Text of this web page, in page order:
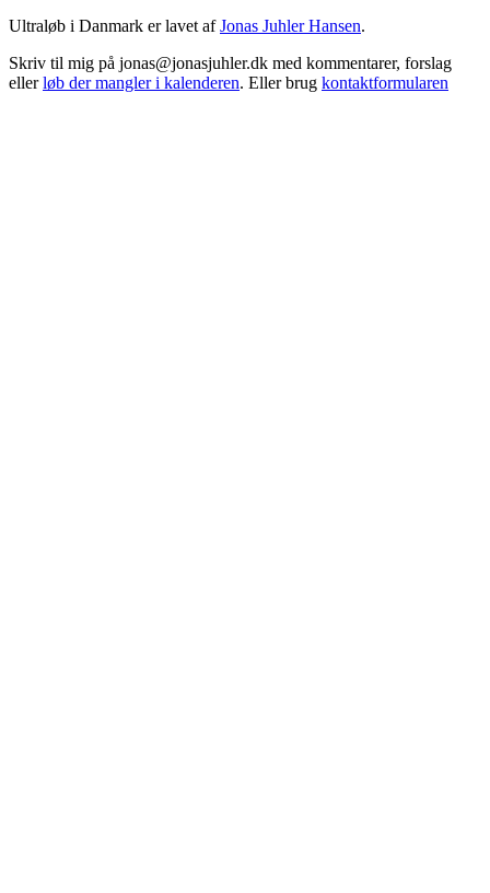
Ultraløb i Danmark er lavet afJonas Juhler Hansen.
Skriv til mig på jonas@jonasjuhler.dk med kommentarer, forslag
ellerløb der mangler i kalenderen. Eller brug kontaktformularen